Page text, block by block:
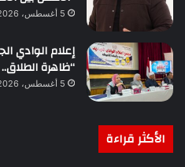
5 أغسطس، 2026
إعلام الوادي
“ظاهرة
5 أغسطس، 2026
الأكثر قراءة